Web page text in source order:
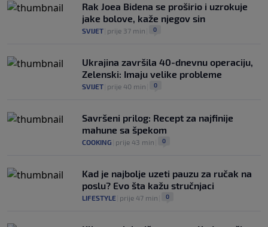
Rak Joea Bidena se proširio i uzrokuje
jake bolove, kaže njegov sin
SVIJET prije 37 min 0
Ukrajina završila 40-dnevnu operaciju,
Zelenski: Imaju velike probleme
SVIJET prije 40 min 0
Savršeni prilog: Recept za najfinije
mahune sa špekom
COOKING prije 43 min 0
Kad je najbolje uzeti pauzu za ručak na
poslu? Evo šta kažu stručnjaci
LIFESTYLE prije 47 min 0